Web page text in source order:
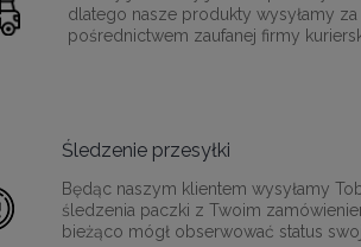
dlatego nasze produkty wysyłamy za
pośrednictwem zaufanej firmy
Śledzenie przesyłki
Będąc naszym klientem wysyłamy
śledzenia paczki z Twoim
bieżąco mógł obserwować status